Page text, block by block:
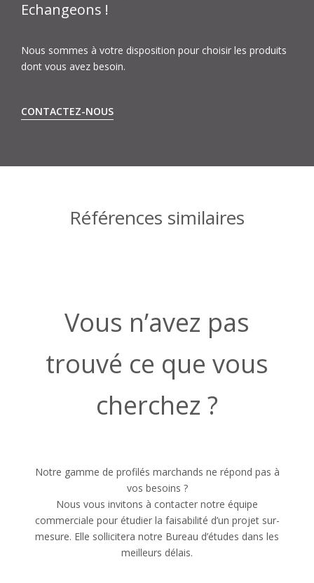
Echangeons !
Nous sommes à votre disposition pour choisir les produits
dont vous avez besoin.
CONTACTEZ-NOUS
Références similaires
Vous n’avez pas
trouvé ce que vous
cherchez ?
Notre gamme de profilés marchands ne répond pas à
vos besoins ?
Nous vous invitons à contacter notre équipe
commerciale pour étudier la faisabilité d’un projet sur-
mesure. Elle sollicitera notre Bureau d’études dans les
meilleurs délais.